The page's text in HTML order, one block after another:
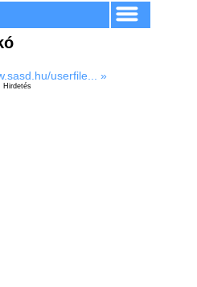
userfile... »
Hirdetés